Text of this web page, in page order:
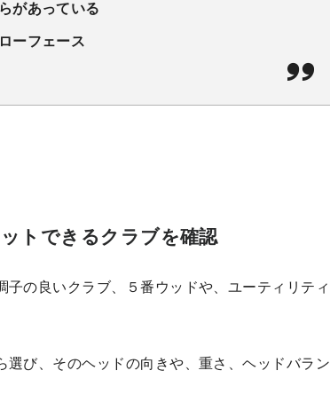
があっている
ーフェース
トできるクラブを確認
子の良いクラブ、５番ウッドや、ユーティリティ
選び、そのヘッドの向きや、重さ、ヘッドバラン